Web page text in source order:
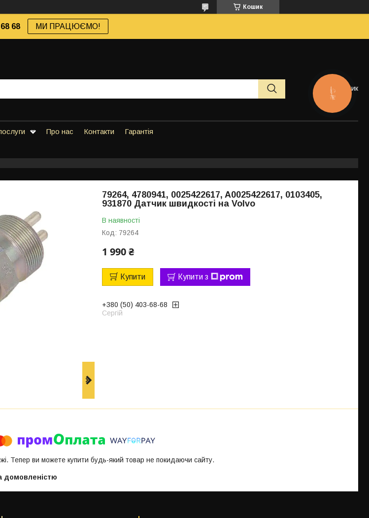
Кошик
68 МИ ПРАЦЮЄМО!
Кошик
Про нас Контакти Гарантія
79264, 4780941, 0025422617, A0025422617, 0103405,
931870 Датчик швидкості на Volvo
В наявності
Код: 79264
1 990 ₴
Купити Купити з
+380 (50) 403-68-68
Сергій
Тепер ви можете купити будь-який товар не покидаючи сайту.
домовленістю
КНОПКА
ЗВ'ЯЗКУ